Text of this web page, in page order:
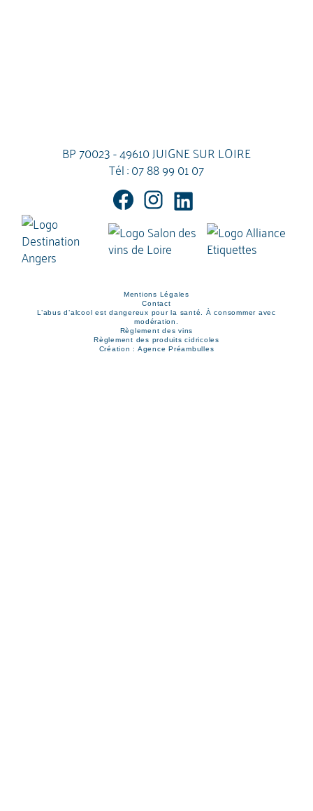
BP 70023 - 49610 JUIGNE SUR LOIRE
Tél :07 88 99 01 07
Mentions Légales
Contact
L’abus d’alcool est dangereux pour la santé. À consommer avec
modération.
Règlement des vins
Règlement des produits cidricoles
Création : Agence Préambulles